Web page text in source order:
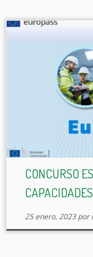
CONCURSO
25 enero, 2023 por